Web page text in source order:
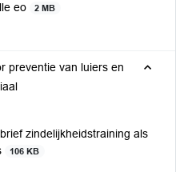
eo
2 MB
preventie van luiers en
zindelijkheidstraining als
106 KB